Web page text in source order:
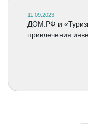
11.09.2023
ДОМ.РФ и
привлечения